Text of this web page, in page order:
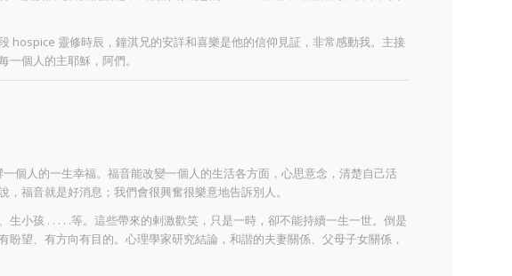
hospice 靈修時辰，鐘淇兄的安詳和喜樂是他的信仰見証，非常感動我。主接
個人的主耶穌，阿們。
個人的一生幸福。福音能改變一個人的生活各方面，心思意念，清楚自己活
福音就是好消息；我們會很興奮很樂意地告訴別人。
小孩 . . . . .等。這些帶來的剌激歡笑，只是一時，卻不能持續一生一世。倒是
望、有方向有目的。心理學家研究結論，和諧的夫妻關係、父母子女關係，